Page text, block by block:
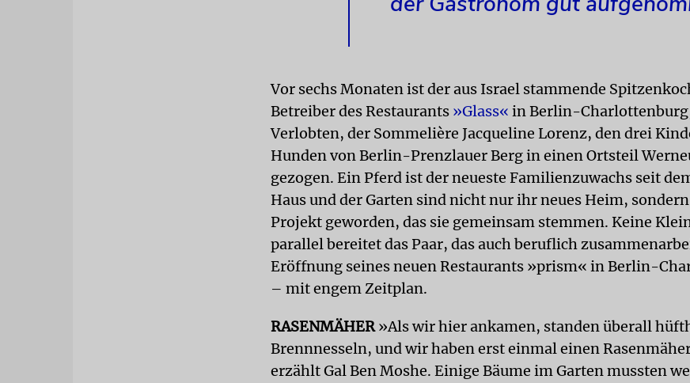
Vor sechs Monaten ist der aus Israel stammende
Betreiber des Restaurants »Glass« in Berlin-
Verlobten, der Sommelière Jacqueline Lorenz, den drei
Hunden von Berlin-Prenzlauer Berg in einen Ortsteil
gezogen. Ein Pferd ist der neueste Familienzuwachs seit
Haus und der Garten sind nicht nur ihr neues Heim,
Projekt geworden, das sie gemeinsam stemmen. Keine
parallel bereitet das Paar, das auch beruflich
Eröffnung seines neuen Restaurants »prism« in Berlin-
– mit engem Zeitplan.
RASENMÄHER»Als wir hier ankamen, standen überall
Brennnesseln, und wir haben erst einmal einen
erzählt Gal Ben Moshe. Einige Bäume im Garten mussten